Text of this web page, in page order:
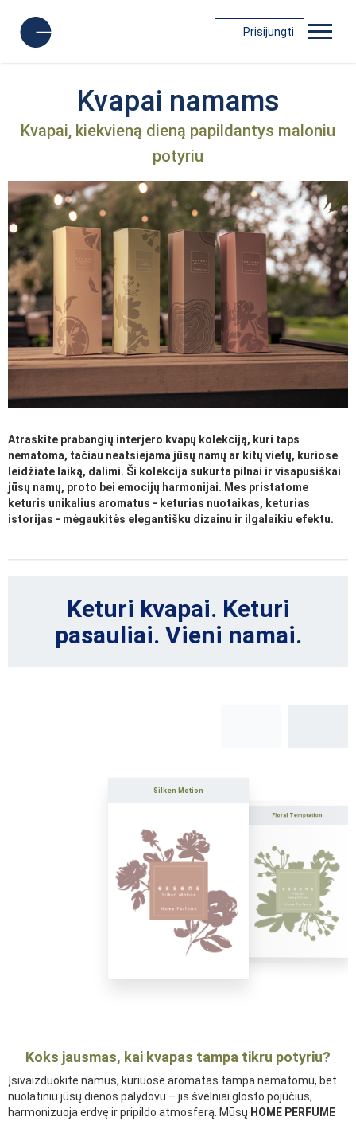
Prisijungti
Kvapai namams
Kvapai, kiekvieną dieną papildantys maloniu
potyriu
Atraskite prabangių interjero kvapų kolekciją, kuri taps
nematoma, tačiau neatsiejama jūsų namų ar kitų vietų, kuriose
leidžiate laiką, dalimi. Ši kolekcija sukurta pilnai ir visapusiškai
jūsų namų, proto bei emocijų harmonijai. Mes pristatome
keturis unikalius aromatus - keturias nuotaikas, keturias
istorijas - mėgaukitės elegantišku dizainu ir ilgalaikiu efektu.
Keturi kvapai. Keturi
pasauliai. Vieni namai.
Silken Motion
Floral Temptation
Koks jausmas, kai kvapas tampa tikru potyriu?
Įsivaizduokite namus, kuriuose aromatas tampa nematomu, bet
nuolatiniu jūsų dienos palydovu – jis švelniai glosto pojūčius,
harmonizuoja erdvę ir pripildo atmosferą. Mūsų HOME PERFUME